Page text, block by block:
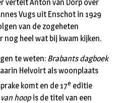
vertelt Anton van Dorp over
Vugs uit Enschot in 1929
van de zogeheten
nog heel wat bij kwam kijken.
te weten: Brabants dagboek
Helvoirt als woonplaats
komt en de 17e editie
hoopis de titel van een